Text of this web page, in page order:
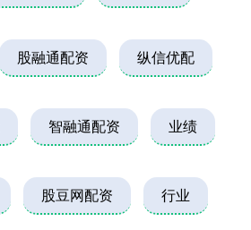
股融通配资 纵信优配
智融通配资 业绩
股豆网配资 行业